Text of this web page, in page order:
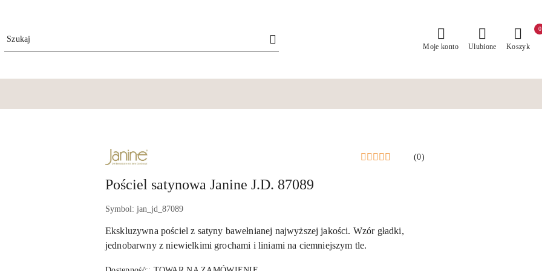
Moje konto Ulubione Koszyk
0
NAZWA
PRODUCENTA:
(0)
Pościel satynowa Janine J.D. 87089
Symbol: jan_jd_87089
Ekskluzywna pościel z satyny bawełnianej najwyższej jakości. Wzór gładki,
jednobarwny z niewielkimi grochami i liniami na ciemniejszym tle.